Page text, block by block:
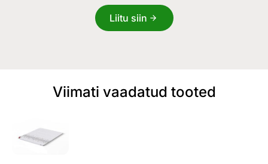
Liitu siin
Viimati vaadatud tooted